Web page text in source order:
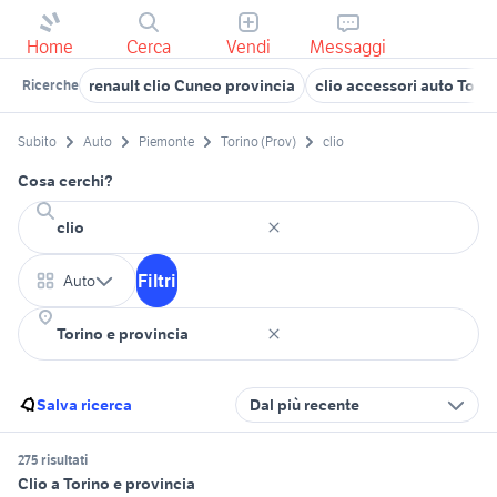
Home Cerca Vendi Messaggi
Ricerche renault clio Cuneo provincia clio accessori auto
Subito Auto Piemonte Torino (Prov) clio
Cosa cerchi?
Auto Filtri
Salva ricerca Dal più recente
275 risultati
Clio a Torino e provincia